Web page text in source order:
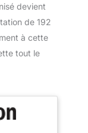
devient
de 192
à cette
tout le